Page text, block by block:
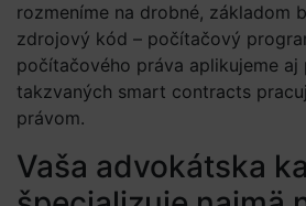
rozmeníme na drobné, základom
zdrojový kód – počítačový
počítačového práva aplikujeme
takzvaných smart contracts
právom.
Vaša advokátska